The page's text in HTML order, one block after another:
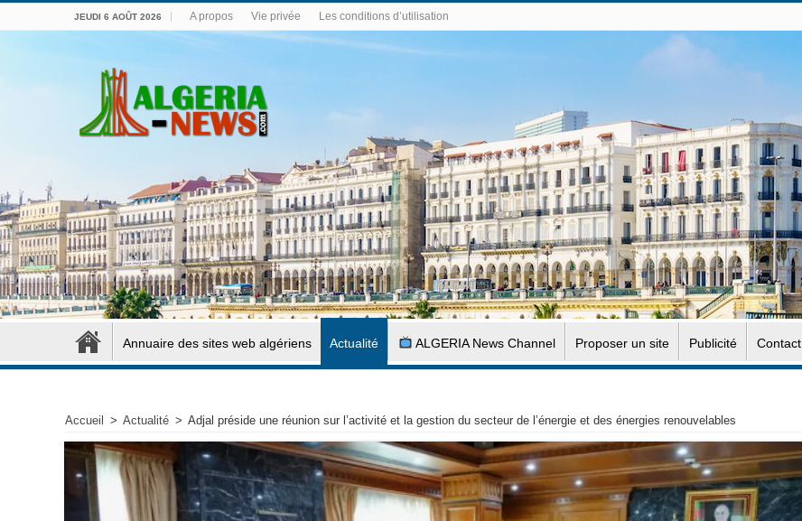
JEUDI 6 AOÛT 2026 A propos Vie privée Les conditions d’utilisation
Annuaire des sites web algériens Actualité ALGERIA News Channel Proposer un site Publicité Contact
Accueil > Actualité > Adjal préside une réunion sur l’activité et la gestion du secteur de l’énergie et des énergies renouvelables